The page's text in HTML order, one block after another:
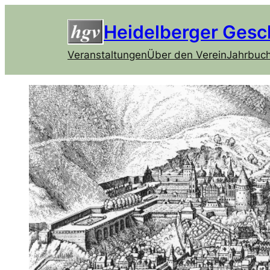
Heidelberger
VeranstaltungenÜber den Verein